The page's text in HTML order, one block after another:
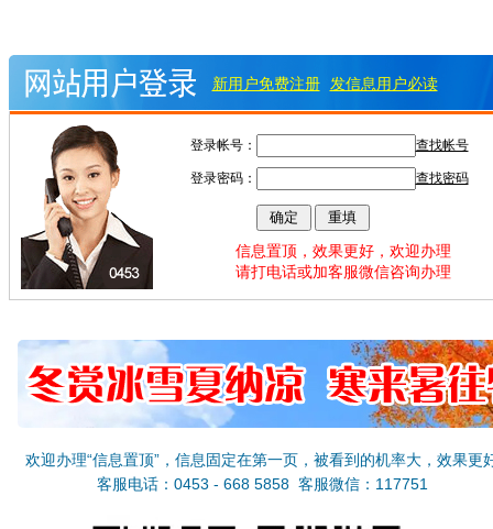
新用户免费注册 发信息用户必读
登录帐号： 查找帐号
登录密码： 查找密码
信息置顶，效果更好，欢迎办理
请打电话或加客服微信咨询办理
欢迎办理“信息置顶”，信息固定在第一页，被看到的机率大，效果更
客服电话：0453 - 668 5858 客服微信：117751